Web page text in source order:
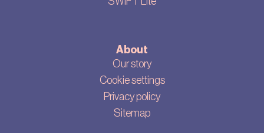
About
Our story
Cookie settings
Privacy policy
Sitemap